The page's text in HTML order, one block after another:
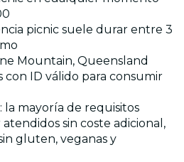
picnic suele durar entre 3
Mountain, Queensland
con ID válido para consumir
la mayoría de requisitos
sin coste adicional,
gluten, veganas y